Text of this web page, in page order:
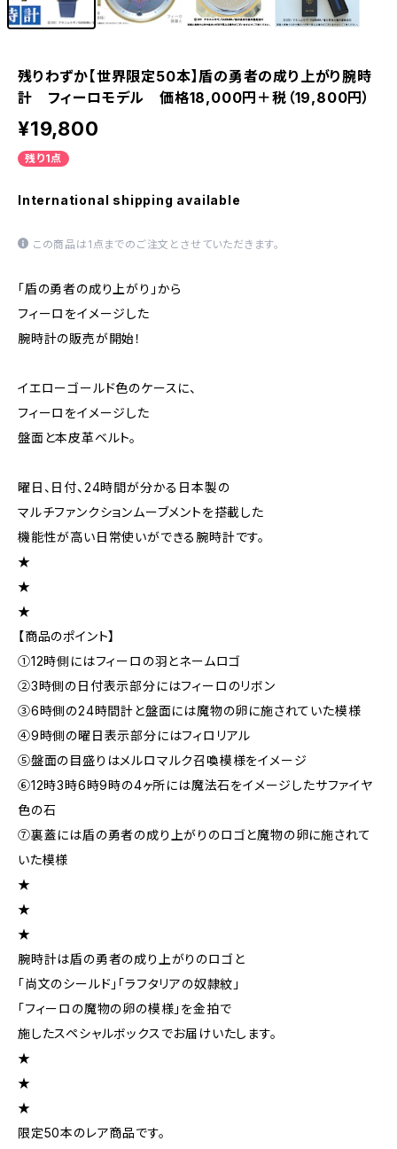
残りわずか【世界限定50本】盾の勇者の成り上がり腕時
計 フィーロモデル 価格18,000円＋税（19,800円）
¥19,800
残り1点
International shipping available
この商品は1点までのご注文とさせていただきます。
「盾の勇者の成り上がり」から
フィーロをイメージした
腕時計の販売が開始！
イエローゴールド色のケースに、
フィーロをイメージした
盤面と本皮革ベルト。
曜日、日付、24時間が分かる日本製の
マルチファンクションムーブメントを搭載した
機能性が高い日常使いができる腕時計です。
★
★
★
【商品のポイント】
①12時側にはフィーロの羽とネームロゴ
②3時側の日付表示部分にはフィーロのリボン
③6時側の24時間計と盤面には魔物の卵に施されていた模様
④9時側の曜日表示部分にはフィロリアル
⑤盤面の目盛りはメルロマルク召喚模様をイメージ
⑥12時3時6時9時の4ヶ所には魔法石をイメージしたサファイヤ
色の石
⑦裏蓋には盾の勇者の成り上がりのロゴと魔物の卵に施されて
いた模様
★
★
★
腕時計は盾の勇者の成り上がりのロゴと
「尚文のシールド」「ラフタリアの奴隷紋」
「フィーロの魔物の卵の模様」を金拍で
施したスペシャルボックスでお届けいたします。
★
★
★
限定50本のレア商品です。